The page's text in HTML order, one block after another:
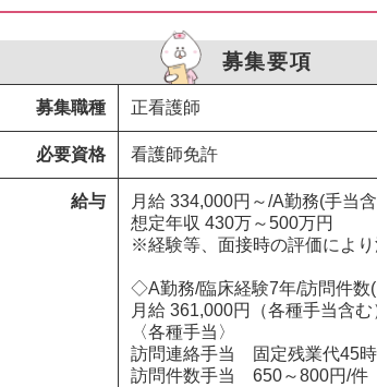
募集要項
募集職種 正看護師
必要資格 看護師免許
給与
月給 334,000円～/A勤務(手当
想定年収 430万～500万円
※経験等、面接時の評価により
◇A勤務/臨床経験7年/訪問件数
月給 361,000円（各種手当含む
〈各種手当〉
訪問連絡手当　固定残業代45
訪問件数手当　650～800円/件